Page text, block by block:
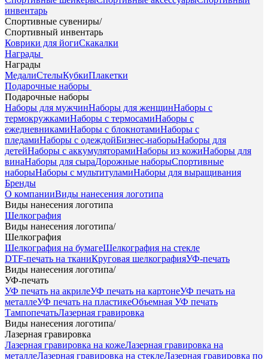
инвентарь
Спортивные сувениры/
Спортивный инвентарь
Коврики для йогиСкакалки
Награды
Награды
МедалиСтелыКубкиПлакетки
Подарочные наборы
Подарочные наборы
Наборы для мужчинНаборы для женщинНаборы с
термокружкамиНаборы с термосамиНаборы с
ежедневникамиНаборы с блокнотамиНаборы с
пледамиНаборы с одеждойБизнес-наборыНаборы для
детейНаборы с аккумуляторамиНаборы из кожиНаборы для
винаНаборы для сыраДорожные наборыСпортивные
наборыНаборы с мультитуламиНаборы для выращивания
Бренды
О компанииВиды нанесения логотипа
Виды нанесения логотипа
Шелкография
Виды нанесения логотипа/
Шелкография
Шелкография на бумагеШелкография на стекле
DTF-печать на тканиКруговая шелкографияУФ-печать
Виды нанесения логотипа/
УФ-печать
УФ печать на акрилеУФ печать на картонеУФ печать на
металлеУФ печать на пластикеОбъемная УФ печать
ТампопечатьЛазерная гравировка
Виды нанесения логотипа/
Лазерная гравировка
Лазерная гравировка на кожеЛазерная гравировка на
металлеЛазерная гравировка на стеклеЛазерная гравировка по